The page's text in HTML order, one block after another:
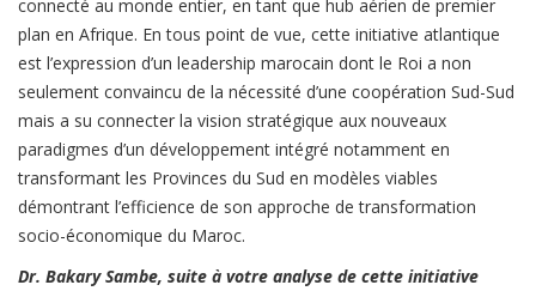
connecté au monde entier, en tant que hub aérien de premier
plan en Afrique. En tous point de vue, cette initiative atlantique
est l’expression d’un leadership marocain dont le Roi a non
seulement convaincu de la nécessité d’une coopération Sud-Sud
mais a su connecter la vision stratégique aux nouveaux
paradigmes d’un développement intégré notamment en
transformant les Provinces du Sud en modèles viables
démontrant l’efficience de son approche de transformation
socio-économique du Maroc.
Dr. Bakary Sambe, suite à votre analyse de cette initiative